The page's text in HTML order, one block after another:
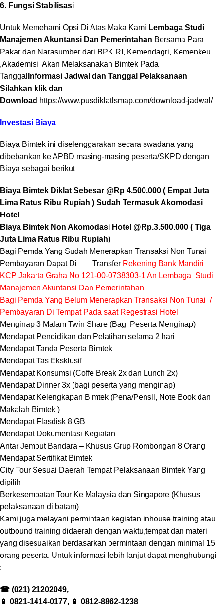
6. Fungsi Stabilisasi
Untuk Memehami Opsi Di Atas Maka Kami Lembaga Studi
Manajemen Akuntansi Dan Pemerintahan Bersama Para
Pakar dan Narasumber dari BPK RI, Kemendagri, Kemenkeu
,Akademisi Akan Melaksanakan Bimtek Pada
Tanggal Informasi Jadwal dan Tanggal Pelaksanaan
Silahkan klik dan
Download https://www.pusdiklatlsmap.com/download-jadwal/
Investasi Biaya
Biaya Bimtek ini diselenggarakan secara swadana yang
dibebankan ke APBD masing-masing peserta/SKPD dengan
Biaya sebagai berikut
Biaya Bimtek Diklat Sebesar @Rp 4.500.000 ( Empat Juta
Lima Ratus Ribu Rupiah ) Sudah Termasuk Akomodasi
Hotel
Biaya Bimtek Non Akomodasi Hotel @Rp.3.500.000 ( Tiga
Juta Lima Ratus Ribu Rupiah)
Bagi Pemda Yang Sudah Menerapkan Transaksi Non Tunai
Pembayaran Dapat Di Transfer Rekening Bank Mandiri
KCP Jakarta Graha No 121-00-0738303-1 An Lembaga Studi
Manajemen Akuntansi Dan Pemerintahan
Bagi Pemda Yang Belum Menerapkan Transaksi Non Tunai /
Pembayaran Di Tempat Pada saat Regestrasi Hotel
Menginap 3 Malam Twin Share (Bagi Peserta Menginap)
Mendapat Pendidikan dan Pelatihan selama 2 hari
Mendapat Tanda Peserta Bimtek
Mendapat Tas Eksklusif
Mendapat Konsumsi (Coffe Break 2x dan Lunch 2x)
Mendapat Dinner 3x (bagi peserta yang menginap)
Mendapat Kelengkapan Bimtek (Pena/Pensil, Note Book dan
Makalah Bimtek )
Mendapat Flasdisk 8 GB
Mendapat Dokumentasi Kegiatan
Antar Jemput Bandara – Khusus Grup Rombongan 8 Orang
Mendapat Sertifikat Bimtek
City Tour Sesuai Daerah Tempat Pelaksanaan Bimtek Yang
dipilih
Berkesempatan Tour Ke Malaysia dan Singapore (Khusus
pelaksanaan di batam)
Kami juga melayani permintaan kegiatan inhouse training atau
outbound training didaerah dengan waktu,tempat dan materi
yang disesuaikan berdasarkan permintaan dengan minimal 15
orang peserta. Untuk informasi lebih lanjut dapat menghubungi
:
☎ (021) 21202049,
📱 0821-1414-0177, 📱 0812-8862-1238